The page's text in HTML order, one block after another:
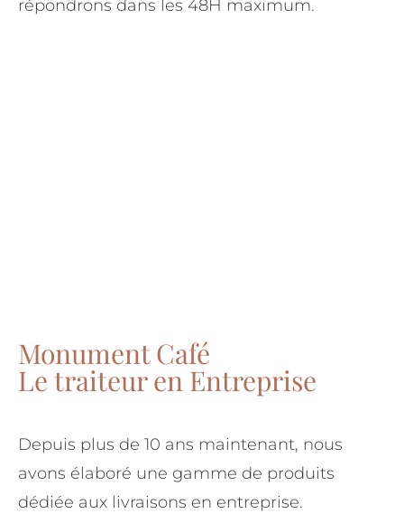
répondrons dans les 48H maximum.
Monument Café
Le traiteur en Entreprise
Depuis plus de 10 ans maintenant, nous
avons élaboré une gamme de produits
dédiée aux livraisons en entreprise.